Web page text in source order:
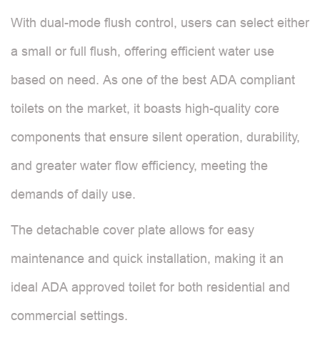
With dual-mode flush control, users can select either
a small or full flush, offering efficient water use
based on need. As one of the best ADA compliant
toilets on the market, it boasts high-quality core
components that ensure silent operation, durability,
and greater water flow efficiency, meeting the
demands of daily use.
The detachable cover plate allows for easy
maintenance and quick installation, making it an
ideal ADA approved toilet for both residential and
commercial settings.